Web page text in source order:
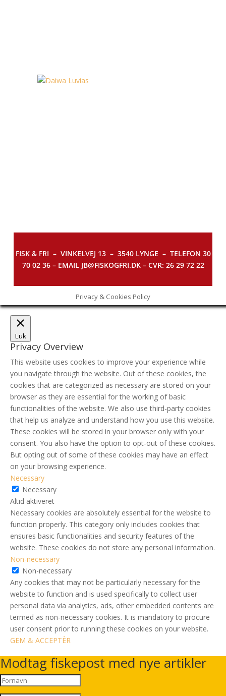
FISK & FRI – VINKELVEJ 13 – 3540 LYNGE – TELEFON 30
70 02 36 – EMAIL JB@FISKOGFRI.DK – CVR: 26 29 72 22
Privacy & Cookies Policy
Luk
Privacy Overview
This website uses cookies to improve your experience while
you navigate through the website. Out of these cookies, the
cookies that are categorized as necessary are stored on your
browser as they are essential for the working of basic
functionalities of the website. We also use third-party cookies
that help us analyze and understand how you use this website.
These cookies will be stored in your browser only with your
consent. You also have the option to opt-out of these cookies.
But opting out of some of these cookies may have an effect
on your browsing experience.
Necessary
Necessary
Altid aktiveret
Necessary cookies are absolutely essential for the website to
function properly. This category only includes cookies that
ensures basic functionalities and security features of the
website. These cookies do not store any personal information.
Non-necessary
Non-necessary
Any cookies that may not be particularly necessary for the
website to function and is used specifically to collect user
personal data via analytics, ads, other embedded contents are
termed as non-necessary cookies. It is mandatory to procure
user consent prior to running these cookies on your website.
GEM & ACCEPTÈR
Modtag fiskepost med nye artikler